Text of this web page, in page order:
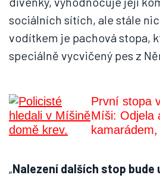
sociálních sítích, ale stále
vodítkem je pachová stopa,
speciálně vycvičený pes z
První stopa
Míši: Odjela
„Nalezení dalších stop bude